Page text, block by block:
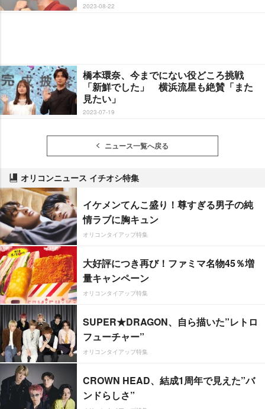
2023-08-22
橋本環奈、今までにない役どころ挑戦
「新鮮でした」 横浜流星も絶賛「また
見たい」
2023-07-19
ニュース一覧へ戻る
オリコンニュース イチオシ特集
イケメンてんこ盛り！尊すぎる男子の純
情ラブに胸キュン
オリコンタイアップ特集
大好評につき再び！ファミマ名物45％増
量キャンペーン
オリコンタイアップ特集
SUPER★DRAGON、自ら描いた”レトロ
フューチャー”
オリコンタイアップ特集
CROWN HEAD、結成1周年で見えた”バ
ンドらしさ”